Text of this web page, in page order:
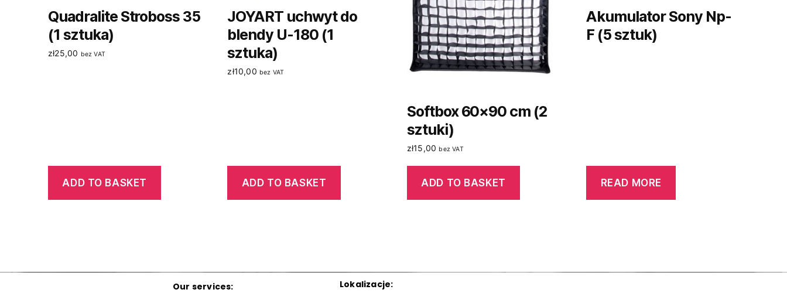
Quadralite Stroboss 35
(1 sztuka)
zł25,00 bez VAT
ADD TO BASKET
JOYART uchwyt do
blendy U-180 (1
sztuka)
zł10,00 bez VAT
ADD TO BASKET
Softbox 60×90 cm (2
sztuki)
zł15,00 bez VAT
ADD TO BASKET
Akumulator Sony Np-
F (5 sztuk)
READ MORE
Our services:
Lokalizacje: